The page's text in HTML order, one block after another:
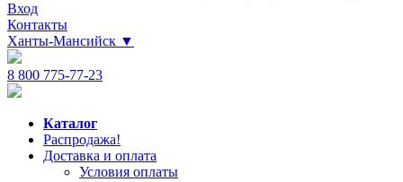
Вход
Контакты
Ханты-Мансийск ▼
8 800 775-77-23
Каталог
Распродажа!
Доставка и оплата
Условия оплаты